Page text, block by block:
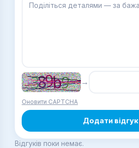
→
Оновити CAPTCHA
Додати відгук
Відгуків поки немає.